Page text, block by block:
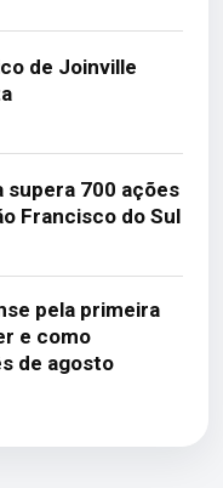
de Joinville
supera 700 ações
Francisco do Sul
pela primeira
e como
de agosto